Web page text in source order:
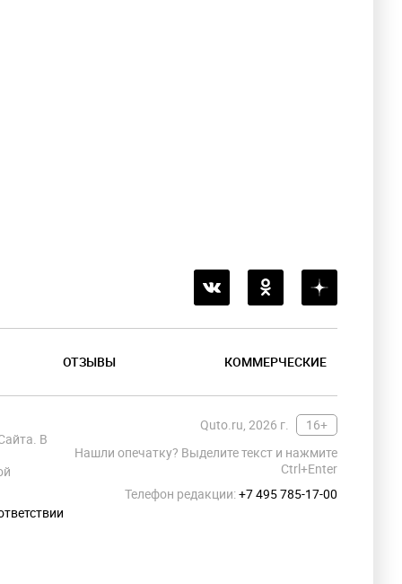
ОТЗЫВЫ КОММЕРЧЕСКИЕ
Quto.ru, 2026 г.
16+
Нашли опечатку? Выделите текст и нажмите
Ctrl+Enter
Телефон редакции:+7 495 785-17-00
В